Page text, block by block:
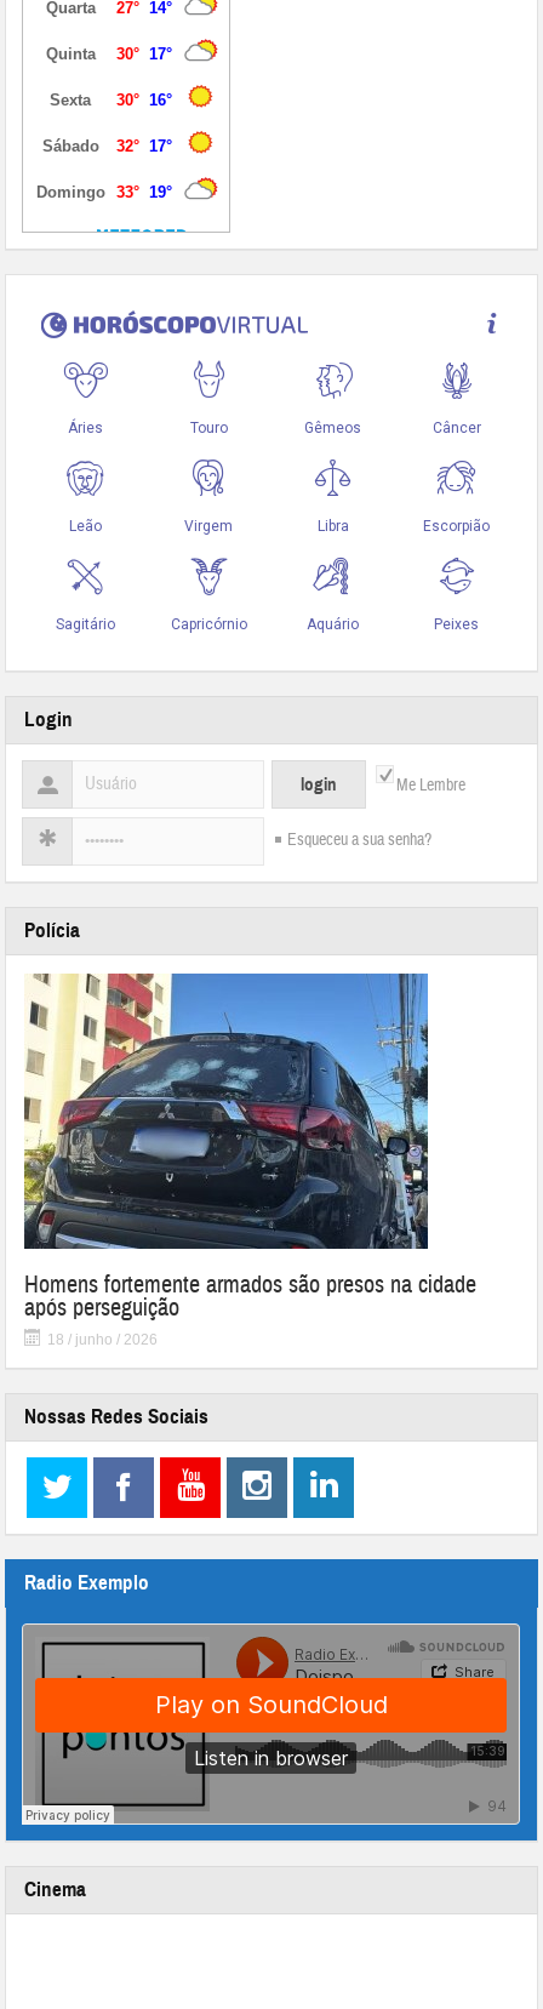
Login
Me Lembre
Esqueceu a sua senha?
Polícia
Homens fortemente armados são presos na cidade
após perseguição
18 / junho / 2026
Nossas Redes Sociais
Radio Exemplo
Cinema